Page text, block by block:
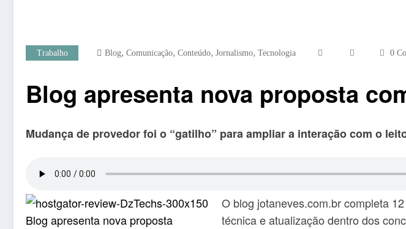
Trabalho Blog, Comunicação, Conteúdo, Jornalismo, Tecnologia 0
Blog apresenta nova proposta
Mudança de provedor foi o “gatilho” para ampliar a interação com o
O blog jotaneves.com.br completa
técnica e atualização dentro dos